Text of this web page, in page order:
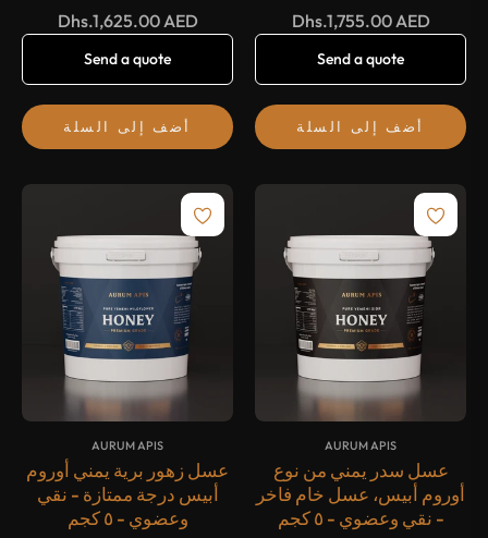
السعر
Dhs.1,625.00 AED
Send a quote
أضف إلى السلة
السعر
Dhs.1,755.00 AED
Send a quote
أضف إلى السلة
{##}
AURUM APIS
عسل زهور برية يمني أوروم
أبيس درجة ممتازة - نقي
وعضوي - ٥ كجم
{##}
AURUM APIS
عسل سدر يمني من نوع
أوروم أبيس، عسل خام فاخر
- نقي وعضوي - ٥ كجم